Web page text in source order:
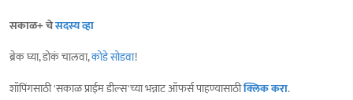
सकाळ+ चेसदस्य व्हा
ब्रेक घ्या, डोकं चालवा,कोडे सोडवा!
शॉपिंगसाठी 'सकाळ प्राईम डील्स'च्या भन्नाट ऑफर्स पाहण्यासाठीक्लिक करा.